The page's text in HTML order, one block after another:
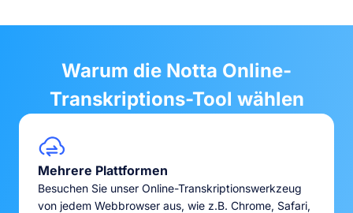
Warum die Notta Online-
Transkriptions-Tool wählen
Mehrere Plattformen
Besuchen Sie unser Online-Transkriptionswerkzeug
von jedem Webbrowser aus, wie z.B. Chrome, Safari,